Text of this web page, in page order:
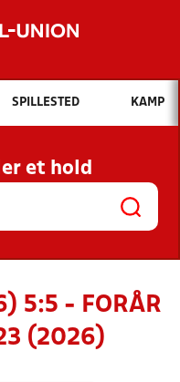
Hvad vil du søge efter?
OG NYHEDER
KLUBBER OG
SPILLESTED KAMP
et hold
5:5 - FORÅR
(2026)